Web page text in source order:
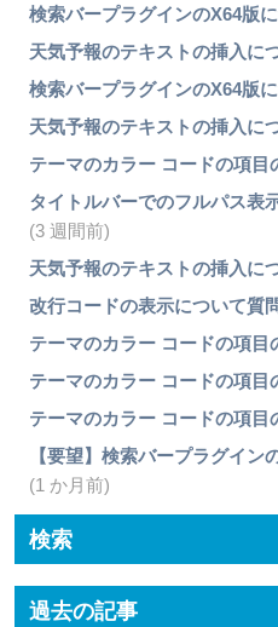
検索バープラグインのX64版
天気予報のテキストの挿入に
検索バープラグインのX64版
天気予報のテキストの挿入に
テーマのカラー コードの項目
タイトルバーでのフルパス表
(3 週間前)
天気予報のテキストの挿入に
改行コードの表示について質
テーマのカラー コードの項目
テーマのカラー コードの項目
テーマのカラー コードの項目
【要望】検索バープラグイン
(1 か月前)
検索
過去の記事